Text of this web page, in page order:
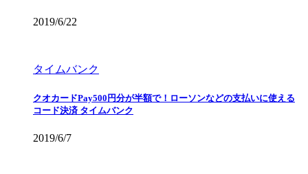
2019/6/22
タイムバンク
クオカードPay500円分が半額で！ローソンなどの支払いに使える
コード決済 タイムバンク
2019/6/7